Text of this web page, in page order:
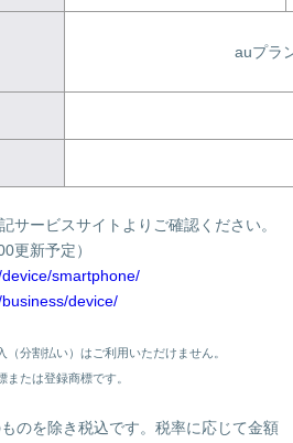
auプラ
サービスサイトよりご確認ください。
更新予定）
smartphone/
device/
（分割払い）はご利用いただけません。
または登録商標です。
のを除き税込です。税率に応じて金額